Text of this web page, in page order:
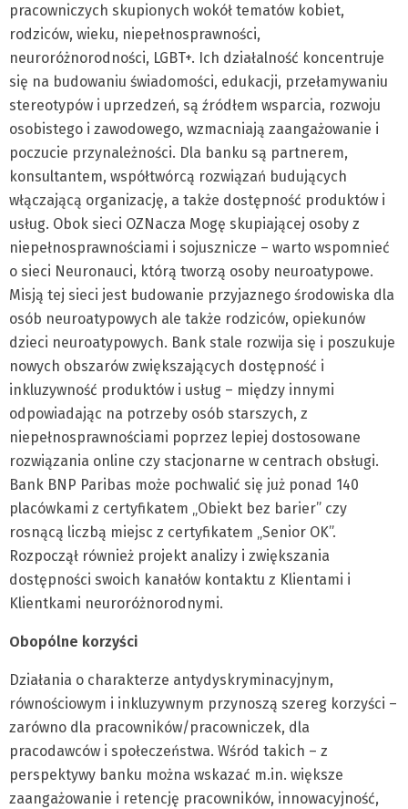
pracowniczych skupionych wokół tematów kobiet,
rodziców, wieku, niepełnosprawności,
neuroróżnorodności, LGBT+. Ich działalność koncentruje
się na budowaniu świadomości, edukacji, przełamywaniu
stereotypów i uprzedzeń, są źródłem wsparcia, rozwoju
osobistego i zawodowego, wzmacniają zaangażowanie i
poczucie przynależności. Dla banku są partnerem,
konsultantem, współtwórcą rozwiązań budujących
włączającą organizację, a także dostępność produktów i
usług. Obok sieci OZNacza Mogę skupiającej osoby z
niepełnosprawnościami i sojusznicze – warto wspomnieć
o sieci Neuronauci, którą tworzą osoby neuroatypowe.
Misją tej sieci jest budowanie przyjaznego środowiska dla
osób neuroatypowych ale także rodziców, opiekunów
dzieci neuroatypowych. Bank stale rozwija się i poszukuje
nowych obszarów zwiększających dostępność i
inkluzywność produktów i usług – między innymi
odpowiadając na potrzeby osób starszych, z
niepełnosprawnościami poprzez lepiej dostosowane
rozwiązania online czy stacjonarne w centrach obsługi.
Bank BNP Paribas może pochwalić się już ponad 140
placówkami z certyfikatem „Obiekt bez barier” czy
rosnącą liczbą miejsc z certyfikatem „Senior OK”.
Rozpoczął również projekt analizy i zwiększania
dostępności swoich kanałów kontaktu z Klientami i
Klientkami neuroróżnorodnymi.
Obopólne korzyści
Działania o charakterze antydyskryminacyjnym,
równościowym i inkluzywnym przynoszą szereg korzyści –
zarówno dla pracowników/pracowniczek, dla
pracodawców i społeczeństwa. Wśród takich – z
perspektywy banku można wskazać m.in. większe
zaangażowanie i retencję pracowników, innowacyjność,